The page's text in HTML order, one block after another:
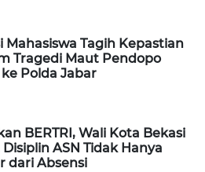
Mahasiswa Tagih Kepastian
Tragedi Maut Pendopo
Polda Jabar
BERTRI, Wali Kota Bekasi
ASN Tidak Hanya
dari Absensi